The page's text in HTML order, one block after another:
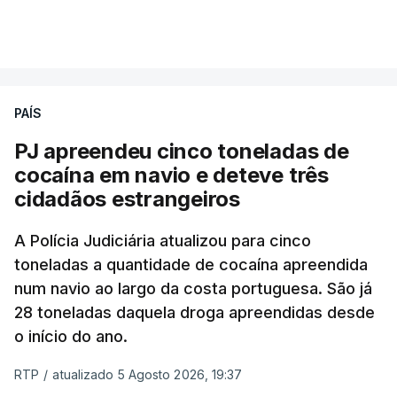
O elemento da tripulação encontrado morto
único detido que poderia dar mais informações
O corpo foi encontrado pelos guardas prisionais
pelas 8h00 desta quarta-feira. A RTP apurou que
não existe videovigilância nas celas, mas há
câmaras nos corredores das instalações.
Em resposta à RTP, a Direção-Geral de Reinserção
PAÍS
PJ apreendeu cinco toneladas de
cocaína em navio e deteve três
cidadãos estrangeiros
A Polícia Judiciária atualizou para cinco
toneladas a quantidade de cocaína apreendida
num navio ao largo da costa portuguesa. São já
28 toneladas daquela droga apreendidas desde
o início do ano.
RTP / atualizado 5 Agosto 2026, 19:37